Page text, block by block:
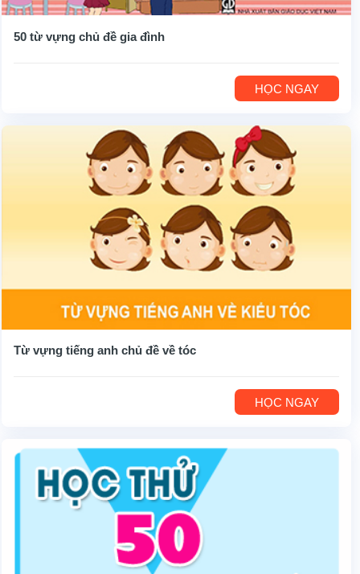
50 từ vựng chủ đề gia đình
HỌC NGAY
Từ vựng tiếng anh chủ đề về tóc
HỌC NGAY